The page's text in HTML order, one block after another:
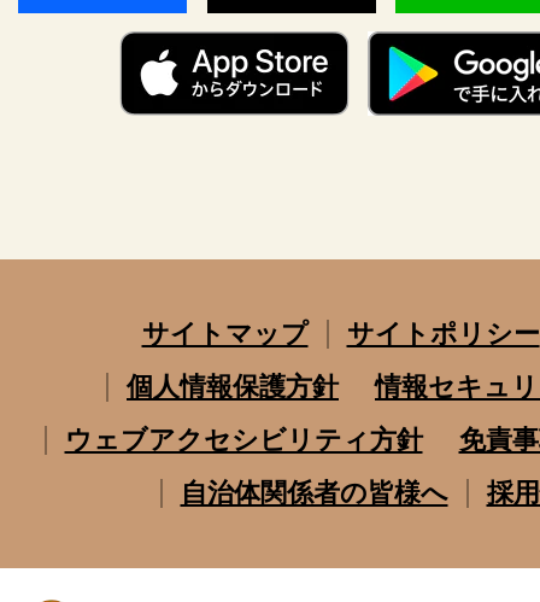
サイトマップ
サイトポリシー
個人情報保護方針
情報セキュ
ウェブアクセシビリティ方針
免責
自治体関係者の皆様へ
採